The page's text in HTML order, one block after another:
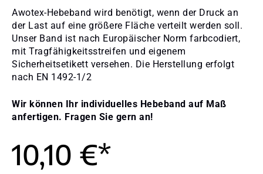
Awotex-Hebeband wird benötigt, wenn der Druck an
der Last auf eine größere Fläche verteilt werden soll.
Unser Band ist nach Europäischer Norm farbcodiert,
mit Tragfähigkeitsstreifen und eigenem
Sicherheitsetikett versehen. Die Herstellung erfolgt
nach EN 1492-1/2
Wir können Ihr individuelles Hebeband auf Maß
anfertigen. Fragen Sie gern an!
10,10 €*